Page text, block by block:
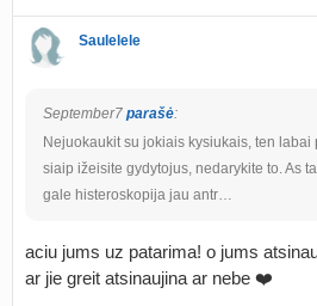
Saulelele
September7 parašė:
Nejuokaukit su jokiais kysiukais, ten
siaip ižeisite gydytojus, nedarykite to. As
gale histeroskopija jau antr…
aciu jums uz patarima! o jums
ar jie greit atsinaujina ar nebe ❤️